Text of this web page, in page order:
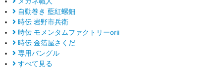
自動巻き 藍紅螺鈿
時伝 岩野市兵衛
時伝 モメンタムファクトリーorii
時伝 金箔屋さくだ
専用バングル
すべて見る